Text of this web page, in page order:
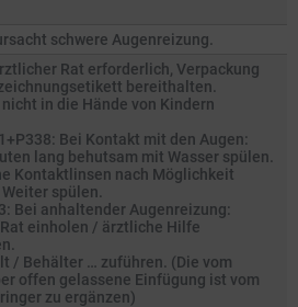
schwere Augenreizung.
Rat erforderlich, Verpackung
bereithalten.
in die Hände von Kindern
Bei Kontakt mit den Augen:
lang behutsam mit Wasser spülen.
Kontaktlinsen nach Möglichkeit
spülen.
Bei anhaltender Augenreizung:
einholen / ärztliche Hilfe
/ Behälter … zuführen. (Die vom
offen gelassene Einfügung ist vom
zu ergänzen)